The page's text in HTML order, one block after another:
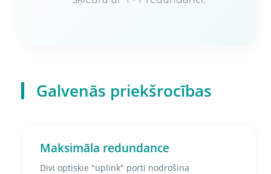
Galvenās priekšrocības
Maksimāla redundance
Divi optiskie "uplink" porti nodrošina